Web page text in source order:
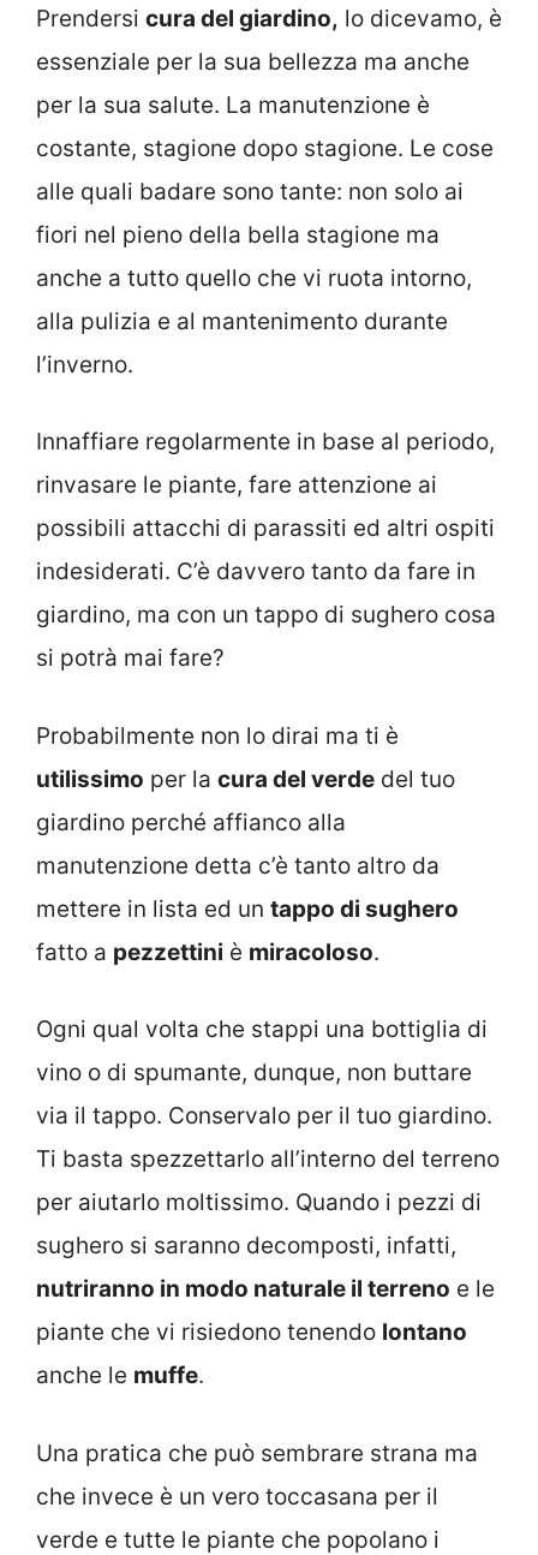
Prendersi cura del giardino, lo dicevamo, è
essenziale per la sua bellezza ma anche
per la sua salute. La manutenzione è
costante, stagione dopo stagione. Le cose
alle quali badare sono tante: non solo ai
fiori nel pieno della bella stagione ma
anche a tutto quello che vi ruota intorno,
alla pulizia e al mantenimento durante
l’inverno.
Innaffiare regolarmente in base al periodo,
rinvasare le piante, fare attenzione ai
possibili attacchi di parassiti ed altri ospiti
indesiderati. C’è davvero tanto da fare in
giardino, ma con un tappo di sughero cosa
si potrà mai fare?
Probabilmente non lo dirai ma ti è
utilissimo per la cura del verde del tuo
giardino perché affianco alla
manutenzione detta c’è tanto altro da
mettere in lista ed un tappo di sughero
fatto a pezzettini è miracoloso.
Ogni qual volta che stappi una bottiglia di
vino o di spumante, dunque, non buttare
via il tappo. Conservalo per il tuo giardino.
Ti basta spezzettarlo all’interno del terreno
per aiutarlo moltissimo. Quando i pezzi di
sughero si saranno decomposti, infatti,
nutriranno in modo naturale il terreno e le
piante che vi risiedono tenendo lontano
anche le muffe.
Una pratica che può sembrare strana ma
che invece è un vero toccasana per il
verde e tutte le piante che popolano i